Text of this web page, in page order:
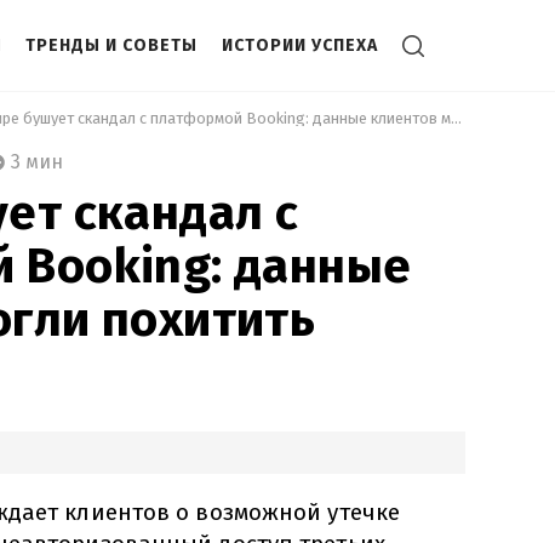
ТРЕНДЫ И СОВЕТЫ ИСТОРИИ УСПЕХА
В мире бушует скандал с платформой Booking: данные клиентов могли похитить
3 мин
скандал с
Booking: данные
похитить
клиентов о возможной утечке